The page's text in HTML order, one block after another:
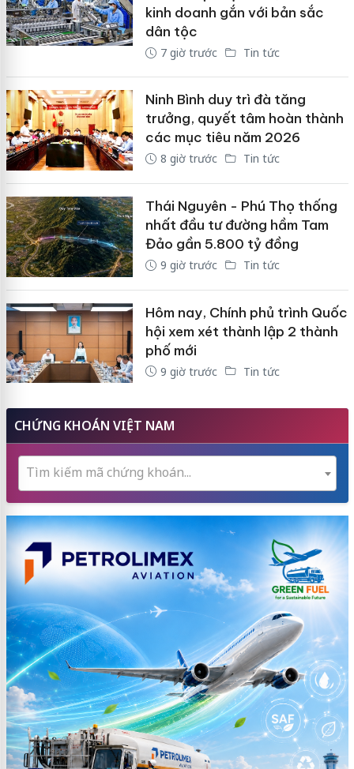
kinh doanh gắn với bản sắc
dân tộc
7 giờ trước Tin tức
Ninh Bình duy trì đà tăng
trưởng, quyết tâm hoàn thành
các mục tiêu năm 2026
8 giờ trước Tin tức
Thái Nguyên - Phú Thọ thống
nhất đầu tư đường hầm Tam
Đảo gần 5.800 tỷ đồng
9 giờ trước Tin tức
Hôm nay, Chính phủ trình Quốc
hội xem xét thành lập 2 thành
phố mới
9 giờ trước Tin tức
CHỨNG KHOÁN VIỆT NAM
Tìm kiếm mã chứng khoán...